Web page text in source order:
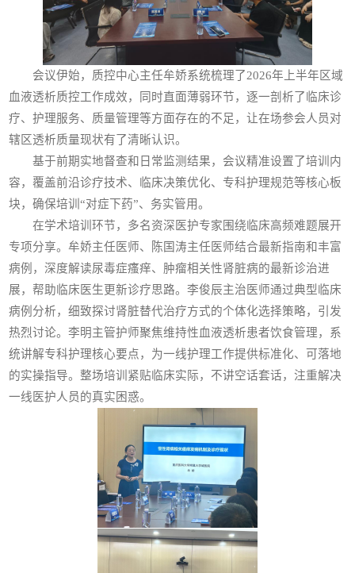
会议伊始，质控中心主任牟娇系统梳理了2026年上半年区域
血液透析质控工作成效，同时直面薄弱环节，逐一剖析了临床诊
疗、护理服务、质量管理等方面存在的不足，让在场参会人员对
辖区透析质量现状有了清晰认识。
基于前期实地督查和日常监测结果，会议精准设置了培训内
容，覆盖前沿诊疗技术、临床决策优化、专科护理规范等核心板
块，确保培训“对症下药”、务实管用。
在学术培训环节，多名资深医护专家围绕临床高频难题展开
专项分享。牟娇主任医师、陈国涛主任医师结合最新指南和丰富
病例，深度解读尿毒症瘙痒、肿瘤相关性肾脏病的最新诊治进
展，帮助临床医生更新诊疗思路。李俊辰主治医师通过典型临床
病例分析，细致探讨肾脏替代治疗方式的个体化选择策略，引发
热烈讨论。李明主管护师聚焦维持性血液透析患者饮食管理，系
统讲解专科护理核心要点，为一线护理工作提供标准化、可落地
的实操指导。整场培训紧贴临床实际，不讲空话套话，注重解决
一线医护人员的真实困惑。